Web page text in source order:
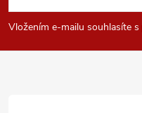
y
v
pVložením e-mailu souhlasíte s